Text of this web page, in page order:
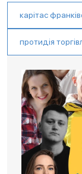
карітас
протидія